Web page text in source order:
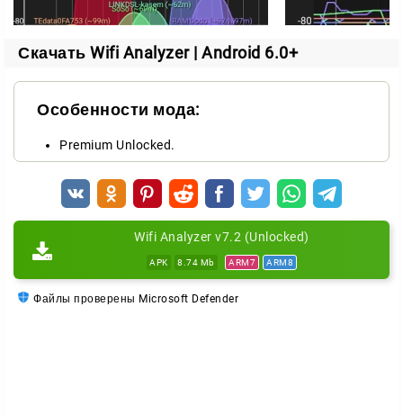
Скачать Wifi Analyzer | Android 6.0+
Особенности мода:
Premium Unlocked.
Wifi Analyzer v7.2 (Unlocked)
APK 8.74 Mb ARM7 ARM8
Файлы проверены Microsoft Defender